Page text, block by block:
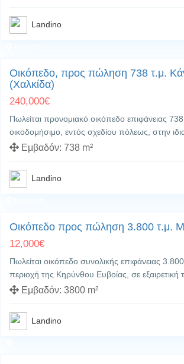
Landino
Οικόπεδο, προς πώληση 738 τ.μ.
(Χαλκίδα)
240,000€
Πωλείται προνομιακό οικόπεδο επιφάνειας
οικοδομήσιμο, εντός σχεδίου πόλεως, στην
Εμβαδόν: 738 m²
Landino
Οικόπεδο προς πώληση 3.800 τ.μ.
12,000€
Πωλείται οικόπεδο συνολικής επιφάνειας
περιοχή της Κηρύνθου Ευβοίας, σε εξαιρετική
Εμβαδόν: 3800 m²
Landino